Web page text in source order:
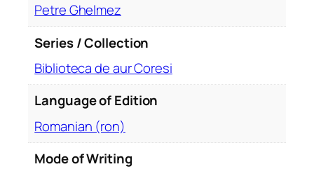
i
r
Petre Ghelmez
Series / Collection
Biblioteca de aur Coresi
Language of Edition
Romanian (ron)
Mode of Writing